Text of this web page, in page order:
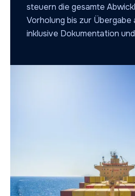
steuern die gesamte
Vorholung bis zur Übergabe
inklusive Dokumentation